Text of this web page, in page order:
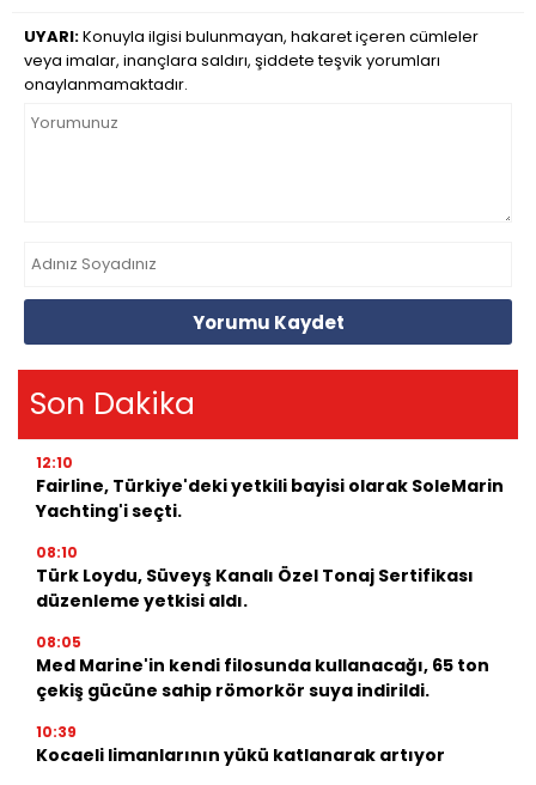
UYARI:Konuyla ilgisi bulunmayan, hakaret içeren cümleler
veya imalar, inançlara saldırı, şiddete teşvik yorumları
onaylanmamaktadır.
Yorumu Kaydet
Son Dakika
12:10
Fairline, Türkiye'deki yetkili bayisi olarak SoleMarin
Yachting'i seçti.
08:10
Türk Loydu, Süveyş Kanalı Özel Tonaj Sertifikası
düzenleme yetkisi aldı.
08:05
Med Marine'in kendi filosunda kullanacağı, 65 ton
çekiş gücüne sahip römorkör suya indirildi.
10:39
Kocaeli limanlarının yükü katlanarak artıyor